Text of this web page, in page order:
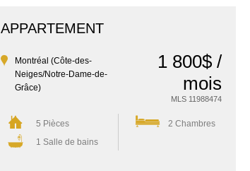
APPARTEMENT
Montréal (Côte-des-
Neiges/Notre-Dame-de-
Grâce)
1 800$ /
mois
MLS 11988474
5 Pièces
1 Salle de bains
2 Chambres